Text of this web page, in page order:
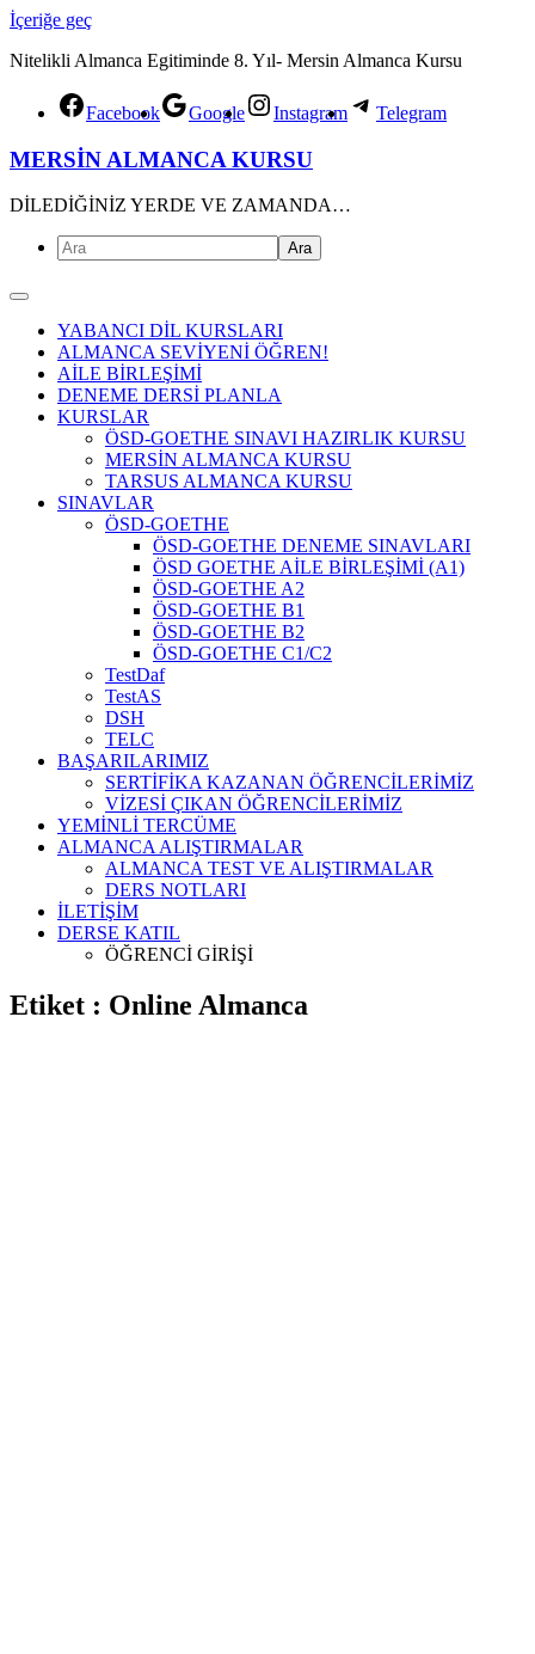
İçeriğe geç
Nitelikli Almanca Egitiminde 8. Yıl- Mersin Almanca Kursu
Facebook Google Instagram Telegram
MERSİN ALMANCA KURSU
DİLEDİĞİNİZ YERDE VE ZAMANDA…
YABANCI DİL KURSLARI
ALMANCA SEVİYENİ ÖĞREN!
AİLE BİRLEŞİMİ
DENEME DERSİ PLANLA
KURSLAR
ÖSD-GOETHE SINAVI HAZIRLIK KURSU
MERSİN ALMANCA KURSU
TARSUS ALMANCA KURSU
SINAVLAR
ÖSD-GOETHE
ÖSD-GOETHE DENEME SINAVLARI
ÖSD GOETHE AİLE BİRLEŞİMİ (A1)
ÖSD-GOETHE A2
ÖSD-GOETHE B1
ÖSD-GOETHE B2
ÖSD-GOETHE C1/C2
TestDaf
TestAS
DSH
TELC
BAŞARILARIMIZ
SERTİFİKA KAZANAN ÖĞRENCİLERİMİZ
VİZESİ ÇIKAN ÖĞRENCİLERİMİZ
YEMİNLİ TERCÜME
ALMANCA ALIŞTIRMALAR
ALMANCA TEST VE ALIŞTIRMALAR
DERS NOTLARI
İLETİŞİM
DERSE KATIL
ÖĞRENCİ GİRİŞİ
Etiket : Online Almanca